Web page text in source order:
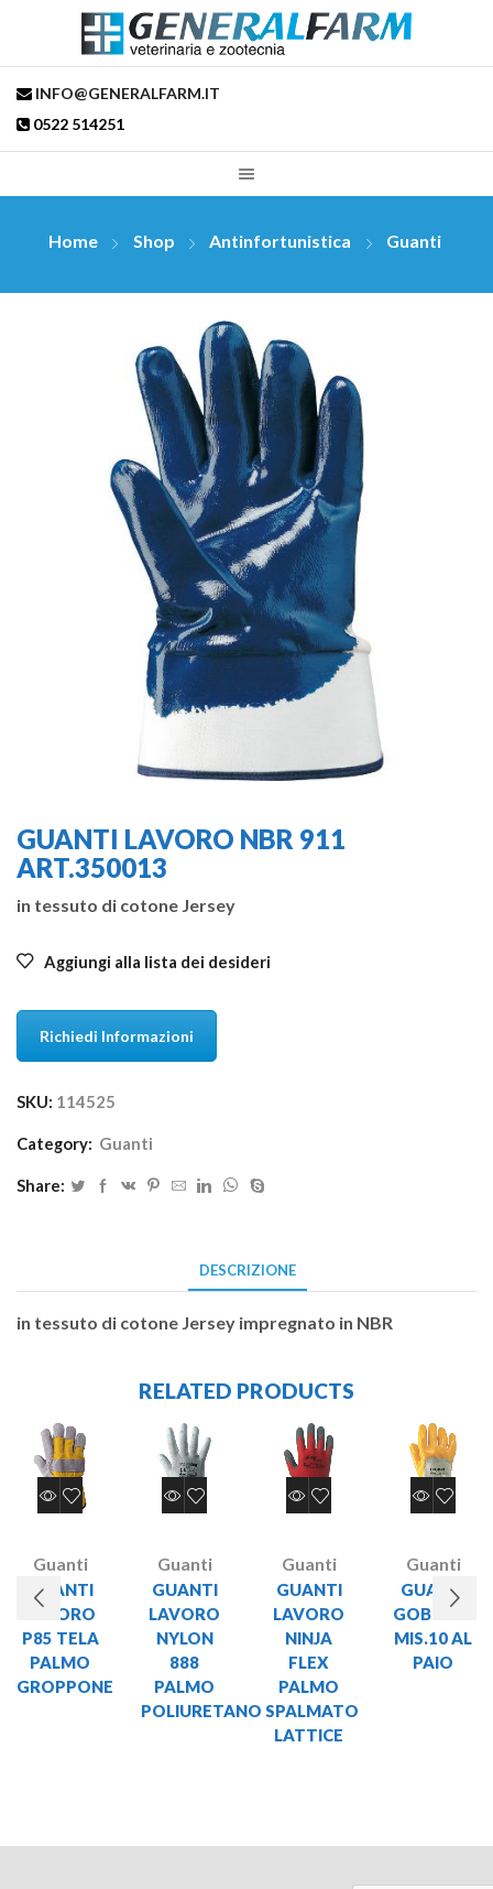
INFO@GENERALFARM.IT
0522 514251
Home Shop Antinfortunistica Guanti
GUANTI LAVORO NBR 911
ART.350013
in tessuto di cotone Jersey
Aggiungi alla lista dei desideri
Richiedi Informazioni
SKU: 114525
Category: Guanti
Share:
DESCRIZIONE
in tessuto di cotone Jersey impregnato in NBR
RELATED PRODUCTS
Guanti
GUANTI
LAVORO
P85 TELA
PALMO
GROPPONE
Guanti
GUANTI
LAVORO
NYLON
888
PALMO
POLIURETANO
Guanti
GUANTI
LAVORO
NINJA
FLEX
PALMO
SPALMATO
LATTICE
Guanti
GUANTI
GOBI NBR
MIS.10 AL
PAIO